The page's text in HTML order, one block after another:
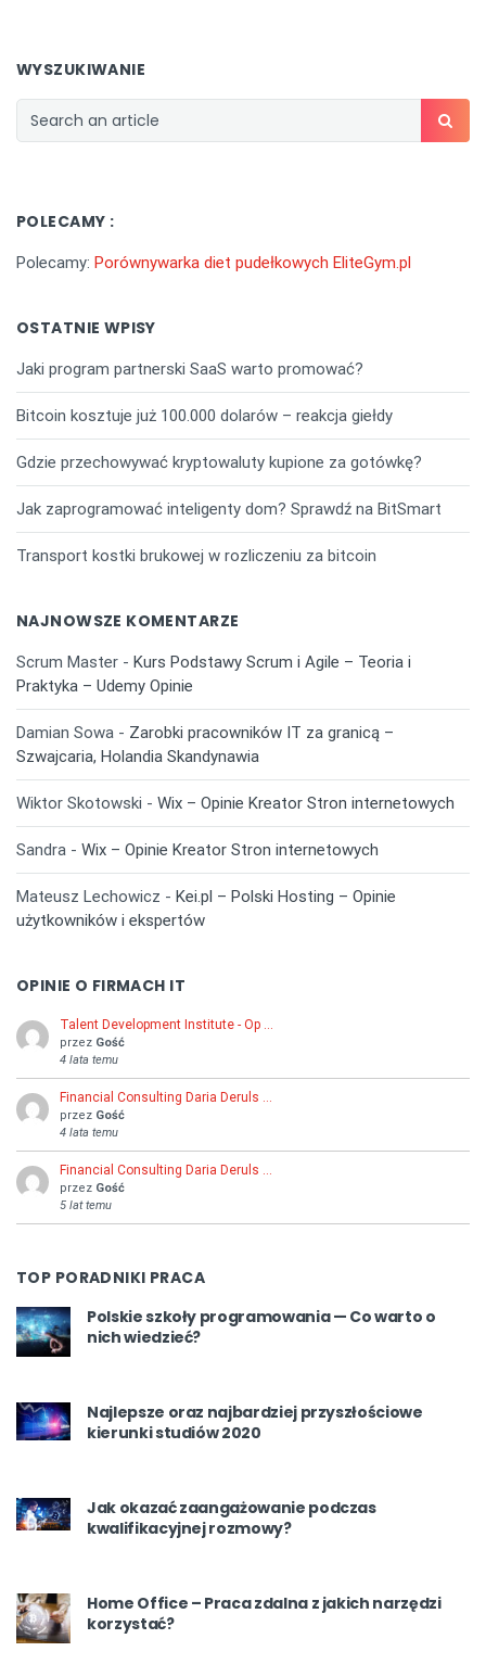
WYSZUKIWANIE
POLECAMY :
Polecamy: Porównywarka diet pudełkowych EliteGym.pl
OSTATNIE WPISY
Jaki program partnerski SaaS warto promować?
Bitcoin kosztuje już 100.000 dolarów – reakcja giełdy
Gdzie przechowywać kryptowaluty kupione za gotówkę?
Jak zaprogramować inteligenty dom? Sprawdź na BitSmart
Transport kostki brukowej w rozliczeniu za bitcoin
NAJNOWSZE KOMENTARZE
Scrum Master - Kurs Podstawy Scrum i Agile – Teoria i
Praktyka – Udemy Opinie
Damian Sowa - Zarobki pracowników IT za granicą –
Szwajcaria, Holandia Skandynawia
Wiktor Skotowski - Wix – Opinie Kreator Stron internetowych
Sandra - Wix – Opinie Kreator Stron internetowych
Mateusz Lechowicz - Kei.pl – Polski Hosting – Opinie
użytkowników i ekspertów
OPINIE O FIRMACH IT
Talent Development Institute - Op …
przez Gość
4 lata temu
Financial Consulting Daria Deruls …
przez Gość
4 lata temu
Financial Consulting Daria Deruls …
przez Gość
5 lat temu
TOP PORADNIKI PRACA
Polskie szkoły programowania — Co warto o
nich wiedzieć?
Najlepsze oraz najbardziej przyszłościowe
kierunki studiów 2020
Jak okazać zaangażowanie podczas
kwalifikacyjnej rozmowy?
Home Office – Praca zdalna z jakich narzędzi
korzystać?